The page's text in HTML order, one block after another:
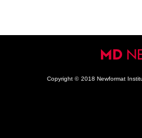
Copyright © 2018 Newformat